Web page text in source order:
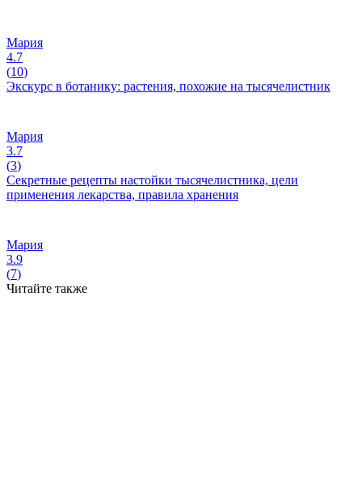
Мария
4.7
(10)
Экскурс в ботанику: растения, похожие на тысячелистник
Мария
3.7
(3)
Секретные рецепты настойки тысячелистника, цели
применения лекарства, правила хранения
Мария
3.9
(7)
Читайте также